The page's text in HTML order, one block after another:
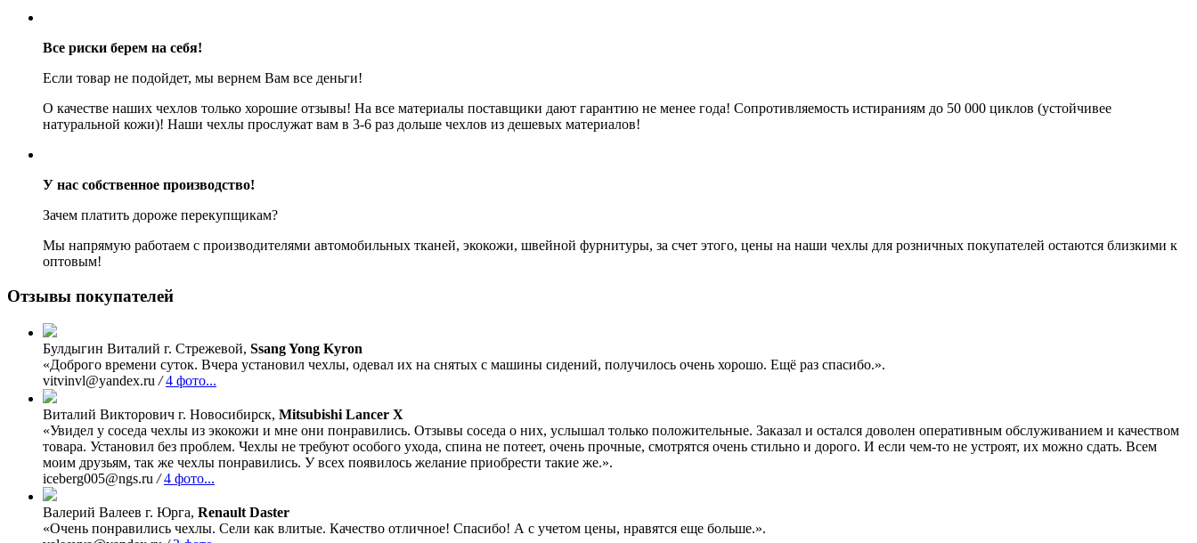
Все риски берем на себя!
Если товар не подойдет, мы вернем Вам все деньги!
О качестве наших чехлов только хорошие отзывы! На все материалы поставщики дают гарантию не менее года! Сопротивляемость истираниям до 50 000 циклов (устойчивее
натуральной кожи)! Наши чехлы прослужат вам в 3-6 раз дольше чехлов из дешевых материалов!
У нас собственное производство!
Зачем платить дороже перекупщикам?
Мы напрямую работаем с производителями автомобильных тканей, экокожи, швейной фурнитуры, за счет этого, цены на наши чехлы для розничных покупателей остаются близкими к
оптовым!
Отзывы покупателей
Булдыгин Виталий г. Стрежевой, Ssang Yong Kyron
«Доброго времени суток. Вчера установил чехлы, одевал их на снятых с машины сидений, получилось очень хорошо. Ещё раз спасибо.».
vitvinvl@yandex.ru / 4 фото...
Виталий Викторович г. Новосибирск, Mitsubishi Lancer X
«Увидел у соседа чехлы из экокожи и мне они понравились. Отзывы соседа о них, услышал только положительные. Заказал и остался доволен оперативным обслуживанием и качеством
товара. Установил без проблем. Чехлы не требуют особого ухода, спина не потеет, очень прочные, смотрятся очень стильно и дорого. И если чем-то не устроят, их можно сдать. Всем
моим друзьям, так же чехлы понравились. У всех появилось желание приобрести такие же.».
iceberg005@ngs.ru / 4 фото...
Валерий Валеев г. Юрга, Renault Daster
«Очень понравились чехлы. Сели как влитые. Качество отличное! Спасибо! А с учетом цены, нравятся еще больше.».